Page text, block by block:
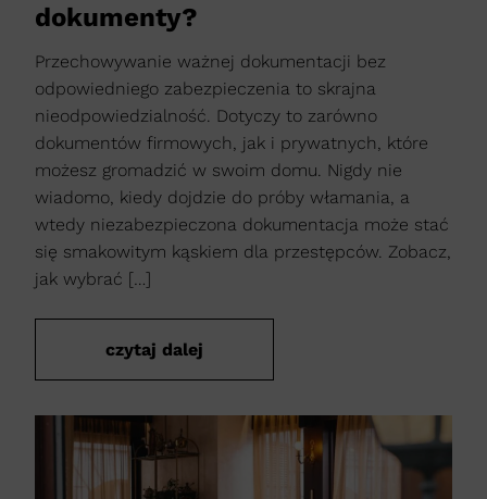
dokumenty?
Przechowywanie ważnej dokumentacji bez
odpowiedniego zabezpieczenia to skrajna
nieodpowiedzialność. Dotyczy to zarówno
dokumentów firmowych, jak i prywatnych, które
możesz gromadzić w swoim domu. Nigdy nie
wiadomo, kiedy dojdzie do próby włamania, a
wtedy niezabezpieczona dokumentacja może stać
się smakowitym kąskiem dla przestępców. Zobacz,
jak wybrać […]
czytaj dalej